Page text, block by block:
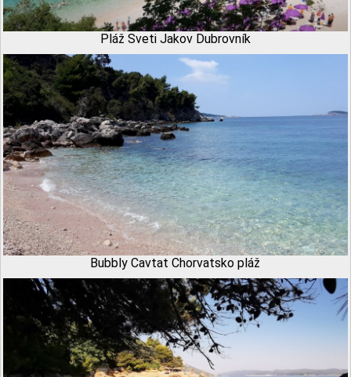
Pláž Sveti Jakov Dubrovník
Bubbly Cavtat Chorvatsko pláž